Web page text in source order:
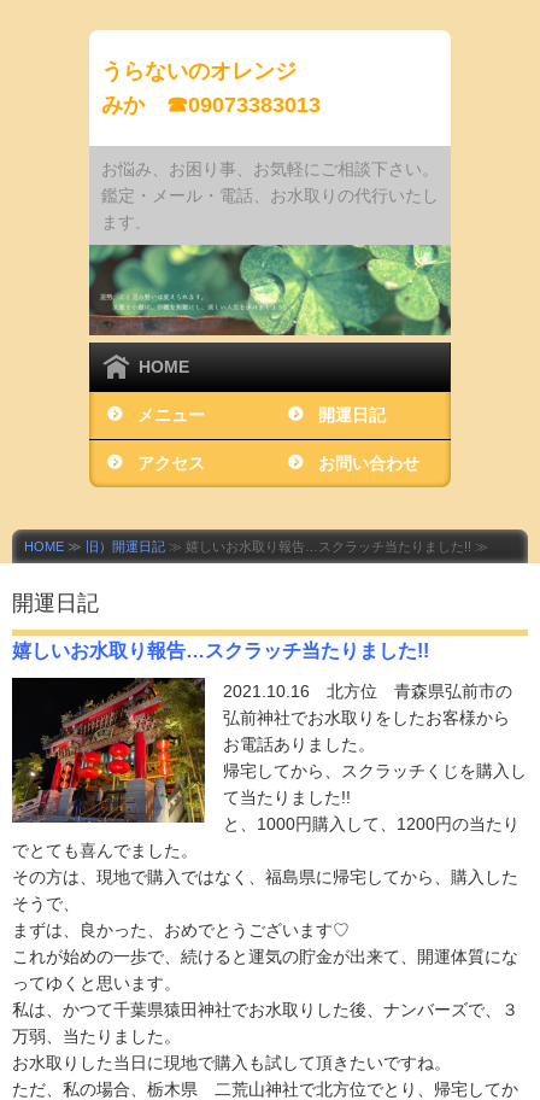
うらないのオレンジ
みか ☎09073383013
お悩み、お困り事、お気軽にご相談下さい。
鑑定・メール・電話、お水取りの代行いたし
ます
HOME
メニュー 開運日記
アクセス お問い合わせ
HOME ≫ 旧）開運日記 ≫ 嬉しいお水取り報告…スクラッチ当たりました!! ≫
開運日記
嬉しいお水取り報告…スクラッチ当たりました!!
2021.10.16 北方位 青森県弘前市の
弘前神社でお水取りをしたお客様から
お電話ありました。
帰宅してから、スクラッチくじを購入し
て当たりました!!
と、1000円購入して、1200円の当たり
でとても喜んでました。
その方は、現地で購入ではなく、福島県に帰宅してから、購入した
そうで、
まずは、良かった、おめでとうございます♡
これが始めの一歩で、続けると運気の貯金が出来て、開運体質にな
ってゆくと思います。
私は、かつて千葉県猿田神社でお水取りした後、ナンバーズで、３
万弱、当たりました。
お水取りした当日に現地で購入も試して頂きたいですね。
ただ、私の場合、栃木県 二荒山神社で北方位でとり、帰宅してか